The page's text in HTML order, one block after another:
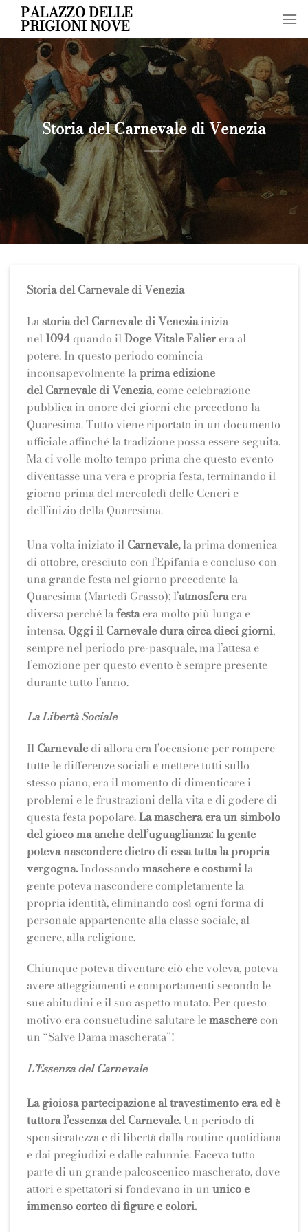
Skip
content
PALAZZO DELLE
PRIGIONI NOVE
Storia del Carnevale di Venezia
Storia del Carnevale di Venezia
Lastoria del Carnevale di Veneziainizia
nel1094 quando ilDoge Vitale Falierera al
potere. In questo periodo comincia
inconsapevolmente laprima edizione
del Carnevale di Venezia, come celebrazione
pubblica in onore dei giorni che precedono la
Quaresima. Tutto viene riportato in un documento
ufficiale affinché la tradizione possa essere seguita.
Ma ci volle molto tempo prima che questo evento
diventasse una vera e propria festa, terminando il
giorno prima del mercoledì delle Ceneri e
dell’inizio della Quaresima.
Una volta iniziato il Carnevale,la prima domenica
di ottobre, cresciuto con l’Epifania e concluso con
una grande festa nel giorno precedente la
Quaresima (Martedì Grasso); l’atmosferaera
diversa perché lafestaera molto più lunga e
intensa. Oggi il Carnevale dura circa dieci giorni,
sempre nel periodo pre-pasquale, ma l’attesa e
l’emozione per questo evento è sempre presente
durante tutto l’anno.
La Libertà Sociale
Il Carnevaledi allora era l’occasione per rompere
tutte le differenze sociali e mettere tutti sullo
stesso piano, era il momento di dimenticare i
problemi e le frustrazioni della vita e di godere di
questa festa popolare.La maschera era un simbolo
del gioco ma anche dell’uguaglianza: la gente
poteva nascondere dietro di essa tutta la propria
vergogna. Indossando maschere e costumi la
gente poteva nascondere completamente la
propria identità, eliminando così ogni forma di
personale appartenente alla classe sociale, al
genere, alla religione.
Chiunque poteva diventare ciò che voleva, poteva
avere atteggiamenti e comportamenti secondo le
sue abitudini e il suo aspetto mutato. Per questo
motivo era consuetudine salutare lemascherecon
un “Salve Dama mascherata”!
L’Essenza del Carnevale
La gioiosa partecipazione al travestimento era ed è
tuttora l’essenza del Carnevale. Un periodo di
spensieratezza e di libertà dalla routine quotidiana
e dai pregiudizi e dalle calunnie. Faceva tutto
parte di un grande palcoscenico mascherato, dove
attori e spettatori si fondevano in un unico e
immenso corteo di figure e colori.